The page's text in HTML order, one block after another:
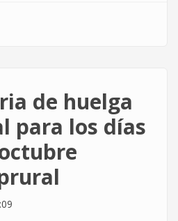
de huelga
para los días